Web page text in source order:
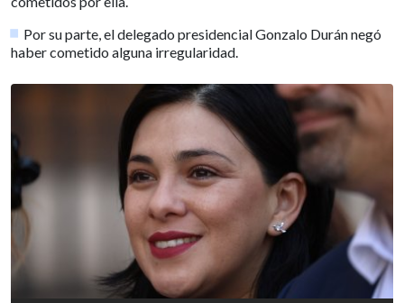
Por su parte, el delegado presidencial Gonzalo Durán negó
haber cometido alguna irregularidad.